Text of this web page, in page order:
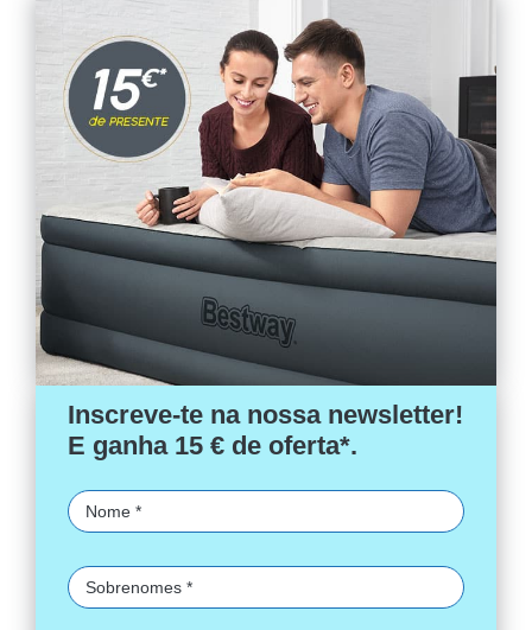
Inscreve-te na nossa newsletter!
E ganha 15 € de oferta*.